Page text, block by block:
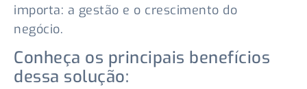
importa: a gestão e o crescimento do
negócio.
Conheça os principais benefícios
dessa solução: